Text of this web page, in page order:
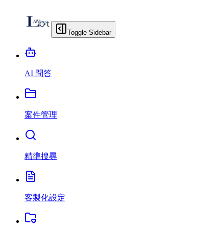
Toggle Sidebar
AI 問答
案件管理
精準搜尋
客製化設定